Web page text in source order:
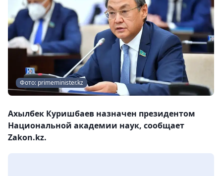
Фото: primeminister.kz
Ахылбек Куришбаев назначен президентом
Национальной академии наук, сообщает
Zakon.kz.